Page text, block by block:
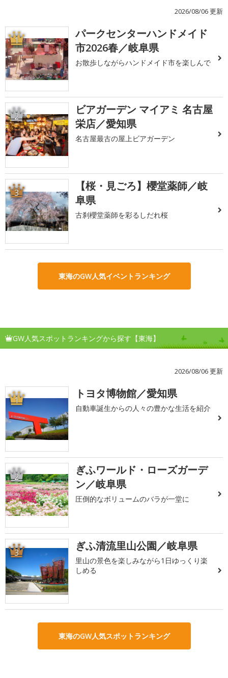
2026/08/06 更新
1
パークセンターハンドメイド
市2026春／岐阜県
お散歩しながらハンドメイド市を楽しんで
2
ビアガーデン マイアミ 名古屋
栄店／愛知県
名古屋最古の屋上ビアガーデン
3
【桜・見ごろ】櫻堂薬師／岐
阜県
古刹櫻堂薬師を彩るしだれ桜
東海のGW人気イベントランキング
GW人気スポットランキングから探す【東海】
2026/08/06 更新
1 トヨタ博物館／愛知県
自動車誕生からの人々の豊かな生活を紹介
2
ぎふワールド・ローズガーデ
ン／岐阜県
圧倒的なボリュームのバラが一堂に
3 ぎふ清流里山公園／岐阜県
里山の景色を楽しみながら1日ゆっくり楽
しめる
東海のGW人気スポットランキング